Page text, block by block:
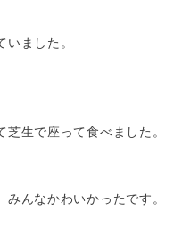
ました。
生で座って食べました。
んなかわいかったです。